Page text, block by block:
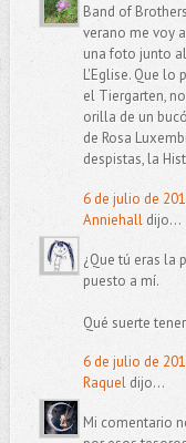
Band of
verano me voy
una foto junto
L'Eglise. Que lo
el Tiergarten,
orilla de un
de Rosa
despistas, la
6 de julio de
Anniehalldijo...
¿Que tú eras la
puesto a mí.
Qué suerte
6 de julio de
Raqueldijo...
Mi comentario